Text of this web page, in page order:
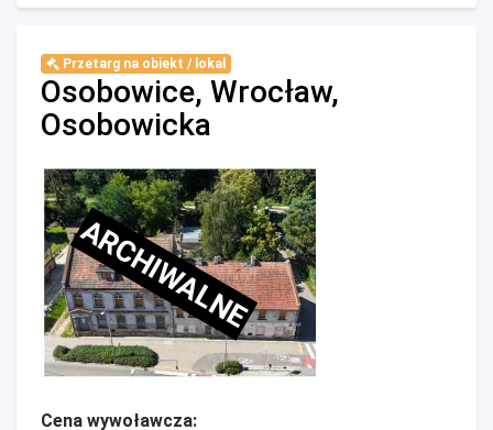
Przetarg na obiekt / lokal
Osobowice, Wrocław,
Osobowicka
ARCHIWALNE
Cena wywoławcza: